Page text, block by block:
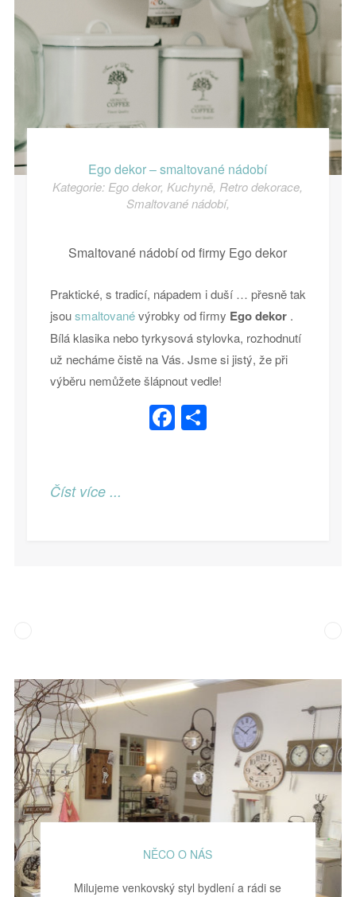
Ego dekor – smaltované nádobí
Kategorie: Ego dekor,Kuchyně, Retro dekorace,
Smaltované nádobí,
Smaltované nádobí od firmy Ego dekor
Praktické, s tradicí, nápadem i duší … přesně tak
jsousmaltovanévýrobky od firmy Ego dekor.
Bílá klasika nebo tyrkysová stylovka, rozhodnutí
už necháme čistě na Vás. Jsme si jistý, že při
výběru nemůžete šlápnout vedle!
Facebook
Share
Číst více ...
NĚCO O NÁS
Milujeme venkovský styl bydlení a rádi se